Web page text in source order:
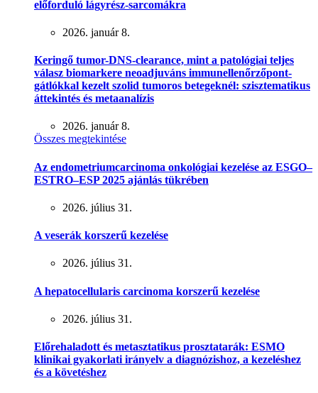
előforduló lágyrész-sarcomákra
2026. január 8.
Keringő tumor-DNS-clearance, mint a patológiai teljes
válasz biomarkere neoadjuváns immunellenőrzőpont-
gátlókkal kezelt szolid tumoros betegeknél: szisztematikus
áttekintés és metaanalízis
2026. január 8.
Összes megtekintése
Az endometriumcarcinoma onkológiai kezelése az ESGO–
ESTRO–ESP 2025 ajánlás tükrében
2026. július 31.
A veserák korszerű kezelése
2026. július 31.
A hepatocellularis carcinoma korszerű kezelése
2026. július 31.
Előrehaladott és metasztatikus prosztatarák: ESMO
klinikai gyakorlati irányelv a diagnózishoz, a kezeléshez
és a követéshez